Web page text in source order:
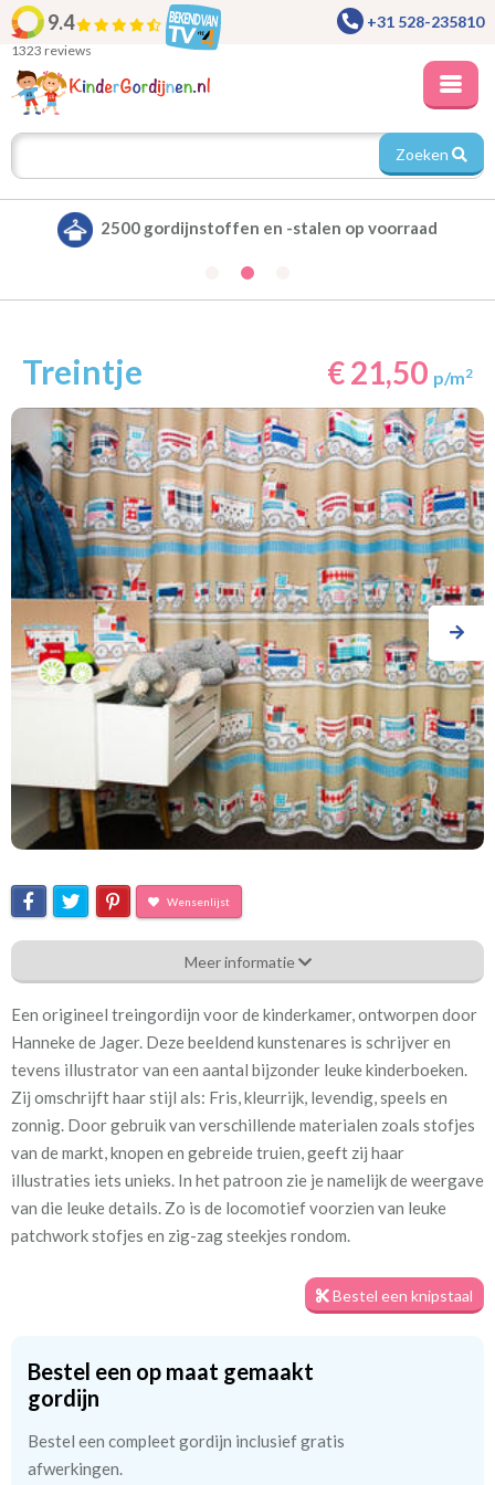
9.4
1323 reviews
+31 528-235810
Zoeken
Alle gordijnen verduisterend leverbaar
Treintje € 21,50 p/m2
Wensenlijst
Hdj_[F-14] Treintje
Eigenschappen gordijnstof
Artikelnummer Hdj_[F-14] Treintje
Patroon: 64 cm
Stofbreedte: 280 cm
Mate van verduistering:
Geen (voering optioneel
tijdens bestelproces)
Meer informatie
Een origineel treingordijn voor de kinderkamer, ontworpen door
Hanneke de Jager. Deze beeldend kunstenares is schrijver en
tevens illustrator van een aantal bijzonder leuke kinderboeken.
Zij omschrijft haar stijl als: Fris, kleurrijk, levendig, speels en
zonnig. Door gebruik van verschillende materialen zoals stofjes
van de markt, knopen en gebreide truien, geeft zij haar
illustraties iets unieks. In het patroon zie je namelijk de weergave
van die leuke details. Zo is de locomotief voorzien van leuke
patchwork stofjes en zig-zag steekjes rondom.
Bestel een knipstaal
Bestel een op maat gemaakt
gordijn
Bestel een compleet gordijn inclusief gratis
afwerkingen.